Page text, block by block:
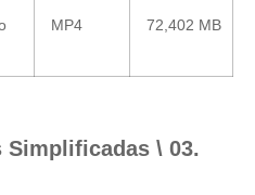
MP4 72,402 MB
Simplificadas \ 03.